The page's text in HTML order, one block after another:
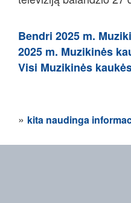
Bendri 2025 m.
2025 m. Muzikinės
Visi Muzikinės
» kita naudinga